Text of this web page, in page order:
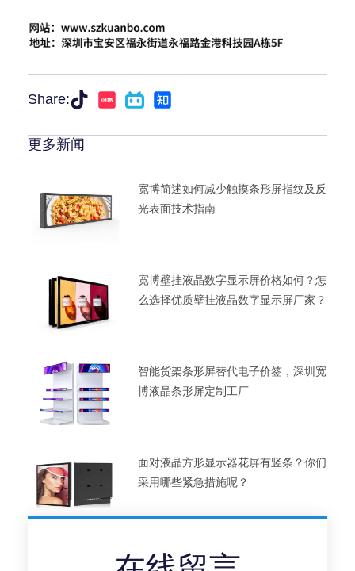
Share:
更多新闻
宽博简述如何减少触摸条形屏指纹及反
光表面技术指南
宽博壁挂液晶数字显示屏价格如何？怎
么选择优质壁挂液晶数字显示屏厂家？
智能货架条形屏替代电子价签，深圳宽
博液晶条形屏定制工厂
面对液晶方形显示器花屏有竖条？你们
采用哪些紧急措施呢？